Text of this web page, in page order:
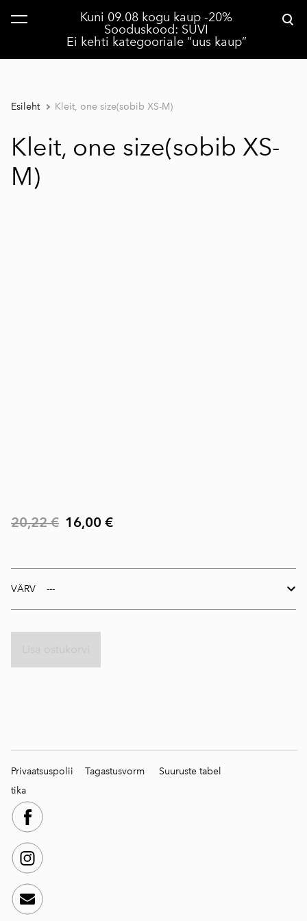
Kuni 09.08 kogu kaup -20%
Sooduskood: SUVI
Ei kehti kategooriale “uus kaup”
lisati ostukorvi. Vaata ostukorvi
Esileht Kleit, one size(sobib XS-M)
Kleit, one size(sobib XS-
M)
20,22 € 16,00 €
VÄRV
Privaatsuspolii
tika
Tagastusvorm Suuruste tabel